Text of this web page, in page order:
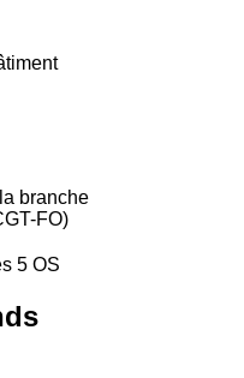
branche
FO)
5 OS